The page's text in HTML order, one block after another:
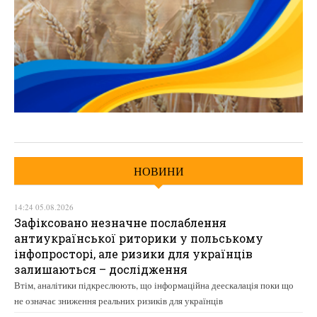
НОВИНИ
14:24 05.08.2026
Зафіксовано незначне послаблення
антиукраїнської риторики у польському
інфопросторі, але ризики для українців
залишаються – дослідження
Втім, аналітики підкреслюють, що інформаційна деескалація поки що
не означає зниження реальних ризиків для українців